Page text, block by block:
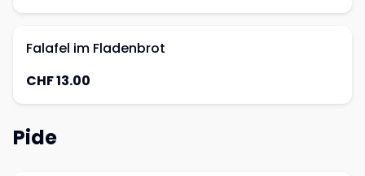
Falafel im Fladenbrot
CHF 13.00
Pide